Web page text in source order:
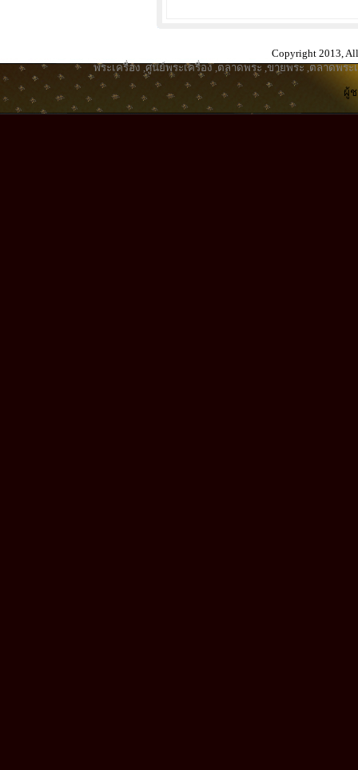
Copyright 2013,
พระเครื่อง ,ศูนย์พระเครื่อง,ตลาดพระ ,ขายพระ ,ตลาดพระ
ผู้